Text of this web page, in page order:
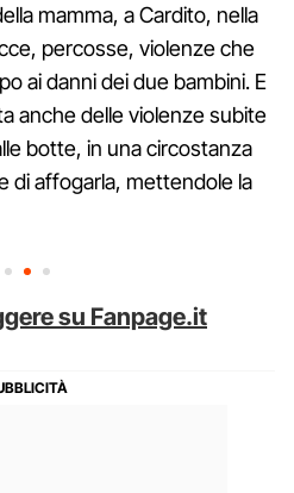
mamma, a Cardito, nella
percosse, violenze che
ai danni dei due bambini. E
anche delle violenze subite
botte, in una circostanza
di affogarla, mettendole la
su Fanpage.it